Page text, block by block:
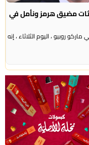
مضيق هرمز ونأمل في
روبيو ، اليوم الثلاثاء ، إنه